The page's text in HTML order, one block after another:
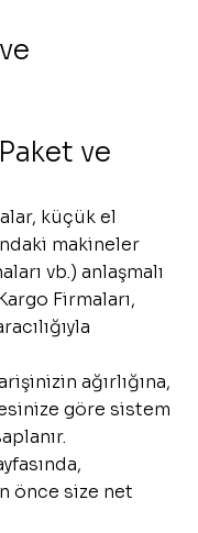
ve
küçük el
makineler
vb.) anlaşmalı
Firmaları,
ağırlığına,
göre sistem
önce size net